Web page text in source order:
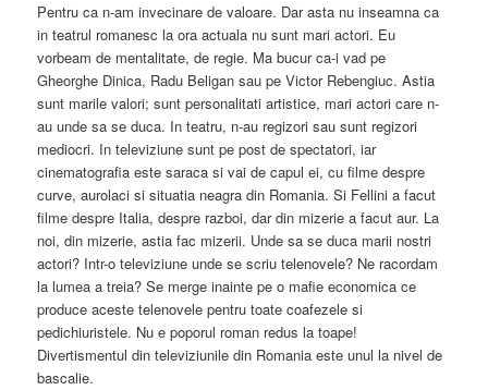
Pentru ca n-am invecinare de valoare. Dar asta nu inseamna ca
in teatrul romanesc la ora actuala nu sunt mari actori. Eu
vorbeam de mentalitate, de regie. Ma bucur ca-i vad pe
Gheorghe Dinica, Radu Beligan sau pe Victor Rebengiuc. Astia
sunt marile valori; sunt personalitati artistice, mari actori care n-
au unde sa se duca. In teatru, n-au regizori sau sunt regizori
mediocri. In televiziune sunt pe post de spectatori, iar
cinematografia este saraca si vai de capul ei, cu filme despre
curve, aurolaci si situatia neagra din Romania. Si Fellini a facut
filme despre Italia, despre razboi, dar din mizerie a facut aur. La
noi, din mizerie, astia fac mizerii. Unde sa se duca marii nostri
actori? Intr-o televiziune unde se scriu telenovele? Ne racordam
la lumea a treia? Se merge inainte pe o mafie economica ce
produce aceste telenovele pentru toate coafezele si
pedichiuristele. Nu e poporul roman redus la toape!
Divertismentul din televiziunile din Romania este unul la nivel de
bascalie.